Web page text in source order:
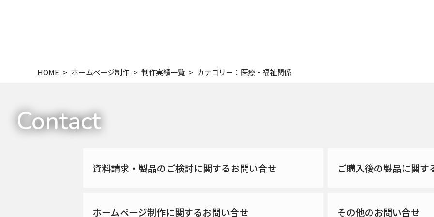
HOME > ホームページ制作 > 制作実績一覧 > カテゴリー：医療・福祉関係
Contact
資料請求・製品のご検討に関するお問い合せ ご購入後の製品に関す
ホームページ制作に関するお問い合せ その他のお問い合せ